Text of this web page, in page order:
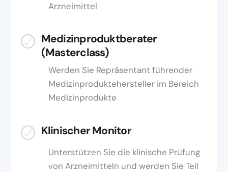
Arzneimittel
Medizinproduktberater
(Masterclass)
Werden Sie Repräsentant führender
Medizinproduktehersteller im Bereich
Medizinprodukte
Klinischer Monitor
Unterstützen Sie die klinische Prüfung
von Arzneimitteln und werden Sie Teil